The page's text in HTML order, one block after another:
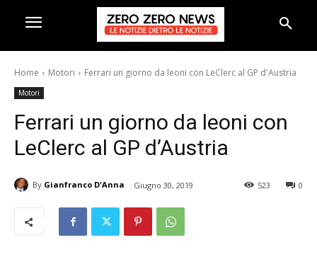
Home Motori Ferrari un giorno da leoni con LeClerc al GP d'Austria
Motori
Ferrari un giorno da leoni con
LeClerc al GP d’Austria
By Gianfranco D'Anna Giugno 30, 2019 0
523